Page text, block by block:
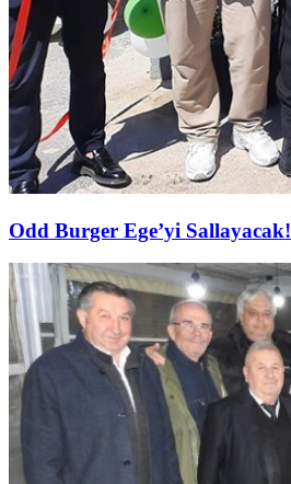
Odd Burger Ege’yi Sallayacak!